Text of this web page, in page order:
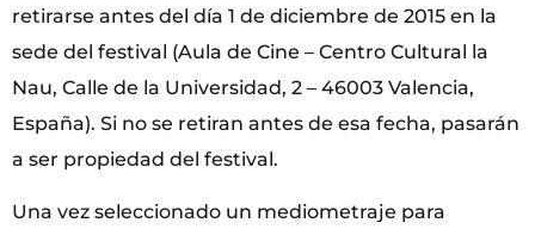
retirarse antes del día 1 de diciembre de 2015 en la
sede del festival (Aula de Cine – Centro Cultural la
Nau, Calle de la Universidad, 2 – 46003 Valencia,
España). Si no se retiran antes de esa fecha, pasarán
a ser propiedad del festival.
Una vez seleccionado un mediometraje para